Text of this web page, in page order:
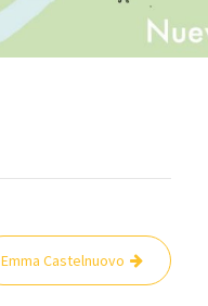
Emma Castelnuovo